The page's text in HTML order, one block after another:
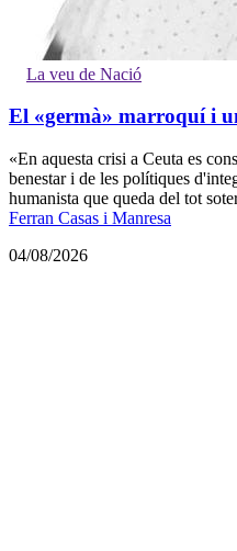
La veu de Nació
El «germà» marroquí i
«En aquesta crisi a Ceuta es
benestar i de les polítiques
humanista que queda del tot
Ferran Casas i Manresa
04/08/2026